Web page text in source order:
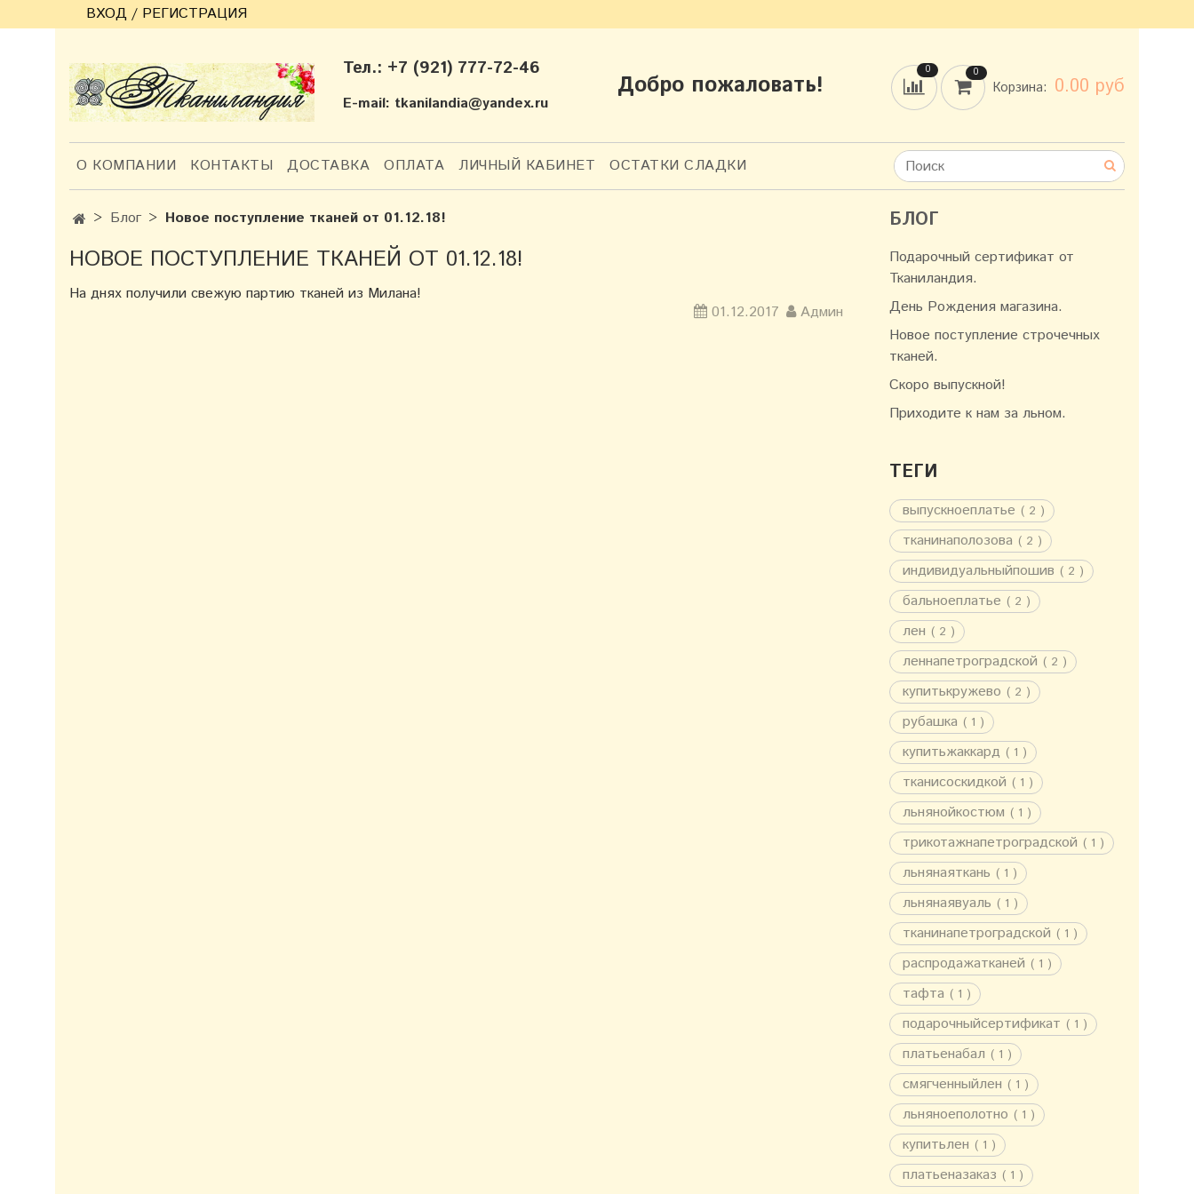
ВХОД / РЕГИСТРАЦИЯ
Тел.: +7 (921) 777-72-46
E-mail: tkanilandia@yandex.ru
Добро пожаловать! 0 0
Корзина: 0.00 руб
О КОМПАНИИ КОНТАКТЫ ДОСТАВКА ОПЛАТА ЛИЧНЫЙ КАБИНЕТ ОСТАТКИ СЛАДКИ
Блог Новое поступление тканей от 01.12.18!
НОВОЕ ПОСТУПЛЕНИЕ ТКАНЕЙ ОТ 01.12.18!
На днях получили свежую партию тканей из Милана!
01.12.2017
Админ
БЛОГ
Подарочный сертификат от
Тканиландия.
День Рождения магазина.
Новое поступление строчечных
тканей.
Скоро выпускной!
Приходите к нам за льном.
ТЕГИ
выпускноеплатье ( 2 )
тканинаполозова ( 2 )
индивидуальныйпошив ( 2 )
бальноеплатье ( 2 )
лен ( 2 )
леннапетроградской ( 2 )
купитькружево ( 2 )
рубашка ( 1 )
купитьжаккард ( 1 )
тканисоскидкой ( 1 )
льнянойкостюм ( 1 )
трикотажнапетроградской ( 1 )
льнянаяткань ( 1 )
льнянаявуаль ( 1 )
тканинапетроградской ( 1 )
распродажатканей ( 1 )
тафта ( 1 )
подарочныйсертификат ( 1 )
платьенабал ( 1 )
смягченныйлен ( 1 )
льняноеполотно ( 1 )
купитьлен ( 1 )
платьеназаказ ( 1 )